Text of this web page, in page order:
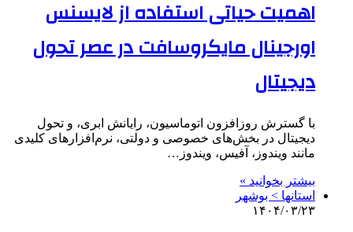
اهمیت حیاتی استفاده از لایسنس
اورجینال مایکروسافت در عصر تحول
دیجیتال
با گسترش روزافزون اتوماسیون، رایانش ابری، و تحول
دیجیتال در بخش‌های خصوصی و دولتی، نرم‌افزارهای کلیدی
مانند ویندوز، آفیس، ویندوز…
بیشتر بخوانید »
استانها > بوشهر
۱۴۰۴/۰۳/۲۳